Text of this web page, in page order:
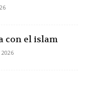
con el islam